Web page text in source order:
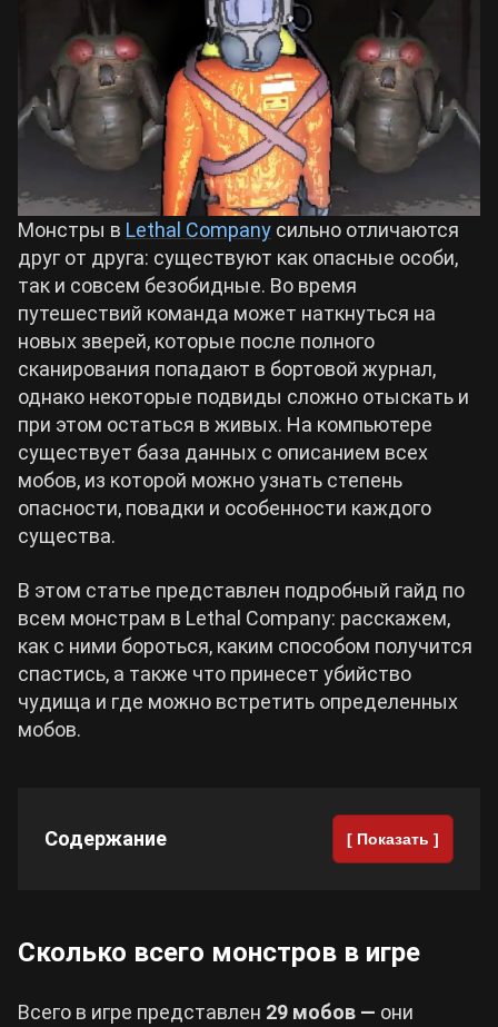
Crimson Desert
Zenless Zone Zero
Kingdom Come: Deliverance 2
Path of Exile 2
Wuthering Waves
Roblox
Hogwarts Legacy
Cyberpunk 2077
Все игры
Билды Arknights: Endfield
Билды Wuthering Waves
Билды Cyberpunk 2077
Билды Path of Exile 2
Монстры в Lethal Company сильно отличаются
друг от друга: существуют как опасные особи,
так и совсем безобидные. Во время
путешествий команда может наткнуться на
новых зверей, которые после полного
сканирования попадают в бортовой журнал,
однако некоторые подвиды сложно отыскать и
при этом остаться в живых. На компьютере
существует база данных с описанием всех
мобов, из которой можно узнать степень
опасности, повадки и особенности каждого
существа.
В этом статье представлен подробный гайд по
всем монстрам в Lethal Company: расскажем,
как с ними бороться, каким способом получится
спастись, а также что принесет убийство
чудища и где можно встретить определенных
мобов.
Содержание [ Показать ]
Сколько всего монстров в игре
Всего в игре представлен 29 мобов — они